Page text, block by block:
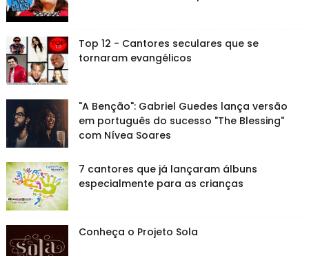
Top 12 - Cantores seculares que se
tornaram evangélicos
"A Benção": Gabriel Guedes lança versão
em português do sucesso "The Blessing"
com Nívea Soares
7 cantores que já lançaram álbuns
especialmente para as crianças
Conheça o Projeto Sola